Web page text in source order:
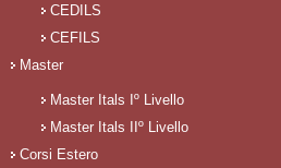
CEDILS
CEFILS
Master
Master Itals Iº Livello
Master Itals IIº Livello
Corsi Estero